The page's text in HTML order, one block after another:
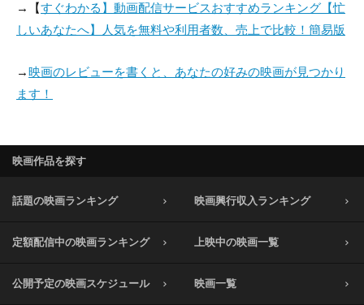
→【すぐわかる】動画配信サービスおすすめランキング【忙
しいあなたへ】人気を無料や利用者数、売上で比較！簡易版
→映画のレビューを書くと、あなたの好みの映画が見つかり
ます！
映画作品を探す
話題の映画ランキング 映画興行収入ランキング
定額配信中の映画ランキング 上映中の映画一覧
公開予定の映画スケジュール 映画一覧